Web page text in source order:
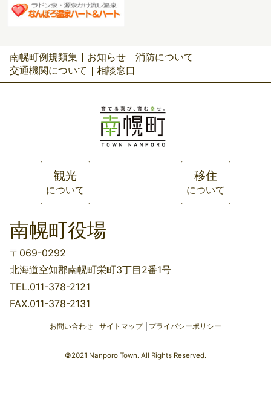
南幌町例規類集 お知らせ
消防について
交通機関について
相談窓口
お問い合わせ サイトマップ プライバシーポリシー
観光
について
移住
について
南幌町役場
〒069-0292
北海道空知郡南幌町栄町3丁目2番1号
TEL.011-378-2121
FAX.011-378-2131
©2021 Nanporo Town. All Rights Reserved.